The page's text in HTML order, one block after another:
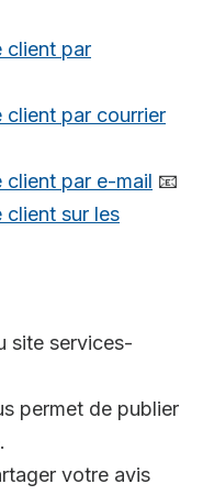
client par
client par courrier
client par e-mail 📧
client sur les
site services-
permet de publier
votre avis